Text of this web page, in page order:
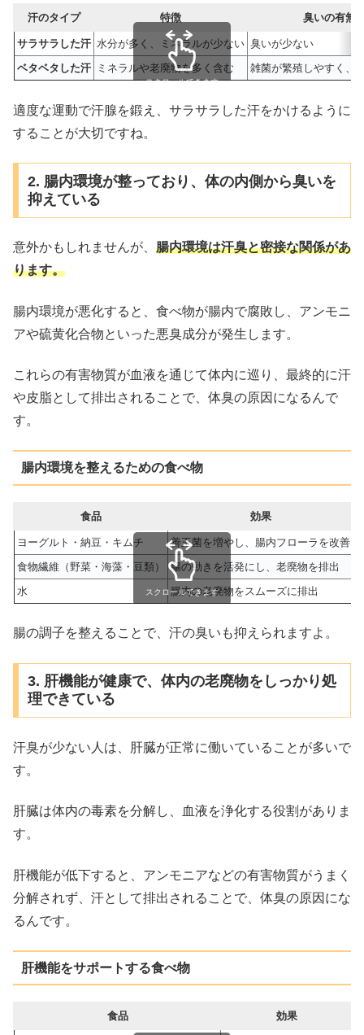
汗のタイプ 特徴 臭いの有無
サラサラした汗 水分が多く、ミネラルが少ない 臭いが少ない
ベタベタした汗
ミネラルや老廃物を多く含む 雑菌が繁殖しやすく、
スクロールできます
適度な運動で汗腺を鍛え、サラサラした汗をかけるように
することが大切ですね。
2. 腸内環境が整っており、体の内側から臭いを
抑えている
意外かもしれませんが、 腸内環境は汗臭と密接な関係があ
ります。
腸内環境が悪化すると、食べ物が腸内で腐敗し、アンモニ
アや硫黄化合物といった悪臭成分が発生します。
これらの有害物質が血液を通じて体内に巡り、最終的に汗
や皮脂として排出されることで、体臭の原因になるんで
す。
腸内環境を整えるための食べ物
食品 効果
ヨーグルト・納豆・キムチ
善玉菌を増やし、腸内フローラを改善
食物繊維（野菜・海藻・豆類）
腸の動きを活発にし、老廃物を排出
水
腸内の老廃物をスムーズに排出
スクロールできます
腸の調子を整えることで、汗の臭いも抑えられますよ。
3. 肝機能が健康で、体内の老廃物をしっかり処
理できている
汗臭が少ない人は、肝臓が正常に働いていることが多いで
す。
肝臓は体内の毒素を分解し、血液を浄化する役割がありま
す。
肝機能が低下すると、アンモニアなどの有害物質がうまく
分解されず、汗として排出されることで、体臭の原因にな
るんです。
肝機能をサポートする食べ物
食品 効果